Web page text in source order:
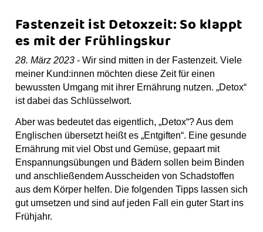
Fastenzeit ist Detoxzeit: So klappt
es mit der Frühlingskur
28. März 2023 - Wir sind mitten in der Fastenzeit. Viele
meiner Kund:innen möchten diese Zeit für einen
bewussten Umgang mit ihrer Ernährung nutzen. „Detox“
ist dabei das Schlüsselwort.
Aber was bedeutet das eigentlich, „Detox“? Aus dem
Englischen übersetzt heißt es „Entgiften“. Eine gesunde
Ernährung mit viel Obst und Gemüse, gepaart mit
Enspannungsübungen und Bädern sollen beim Binden
und anschließendem Ausscheiden von Schadstoffen
aus dem Körper helfen. Die folgenden Tipps lassen sich
gut umsetzen und sind auf jeden Fall ein guter Start ins
Frühjahr.